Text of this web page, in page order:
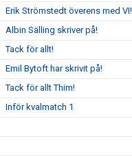
Erik Strömstedt överens med VI!
Albin Sälling skriver på!
Tack för allt!
Emil Bytoft har skrivit på!
Tack för allt Thim!
Inför kvalmatch 1